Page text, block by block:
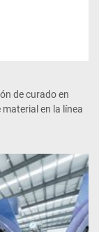
de curado en
en la línea